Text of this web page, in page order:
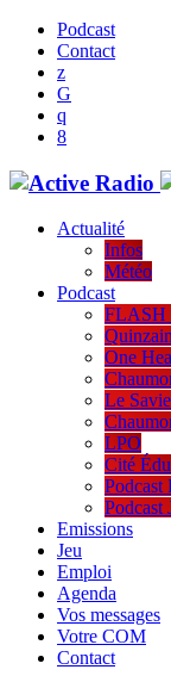
Podcast
Contact
Actualité
Infos
Météo
Podcast
FLASH
One
Le
LPO
Cité
Podcast
Podcast
Emissions
Jeu
Emploi
Agenda
Vos messages
Votre COM
Contact